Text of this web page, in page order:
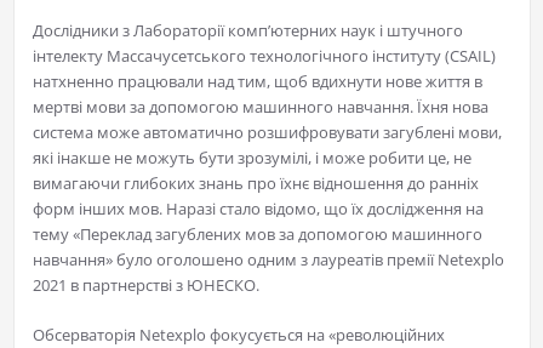
Дослідники з Лабораторії комп’ютерних наук і штучного
інтелекту Массачусетського технологічного інституту (CSAIL)
натхненно працювали над тим, щоб вдихнути нове життя в
мертві мови за допомогою машинного навчання. Їхня нова
система може автоматично розшифровувати загублені мови,
які інакше не можуть бути зрозумілі, і може робити це, не
вимагаючи глибоких знань про їхнє відношення до ранніх
форм інших мов. Наразі стало відомо, що їх дослідження на
тему «Переклад загублених мов за допомогою машинного
навчання» було оголошено одним з лауреатів премії Netexplo
2021 в партнерстві з ЮНЕСКО.
Обсерваторія Netexplo фокусується на «революційних